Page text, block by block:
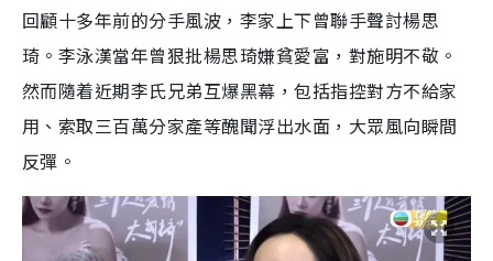
回顧十多年前的分手風波，李家上下曾聯手聲討楊思
琦。李泳漢當年曾狠批楊思琦嫌貧愛富，對施明不敬。
然而隨着近期李氏兄弟互爆黑幕，包括指控對方不給家
用、索取三百萬分家產等醜聞浮出水面，大眾風向瞬間
反彈。